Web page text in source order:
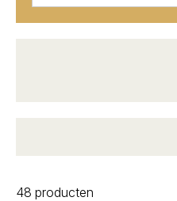
geleverd
48 producten